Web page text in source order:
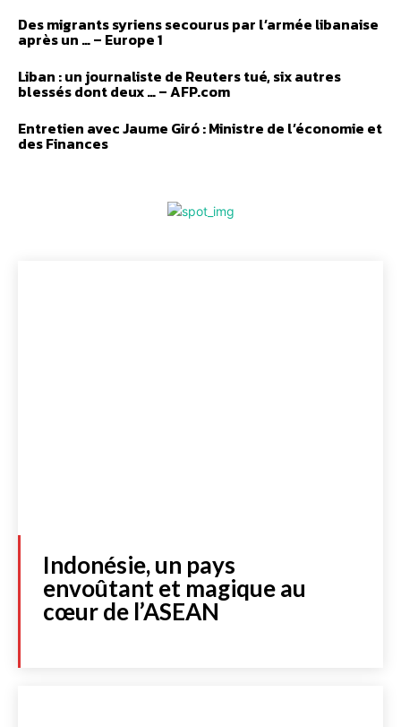
Des migrants syriens secourus par l’armée libanaise
après un … – Europe 1
Liban : un journaliste de Reuters tué, six autres
blessés dont deux … – AFP.com
Entretien avec Jaume Giró : Ministre de l’économie et
des Finances
Indonésie, un pays
envoûtant et magique au
cœur de l’ASEAN